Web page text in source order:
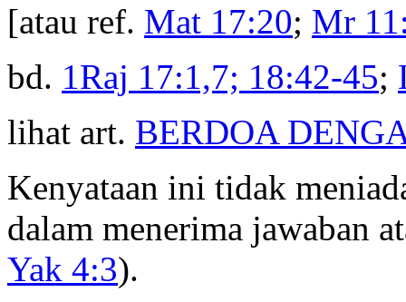
[atau ref. Mat 17:20; Mr
bd. 1Raj 17:1,7; 18:42-45;
lihat art. BERDOA
Kenyataan ini tidak
dalam menerima jawaban
Yak 4:3).